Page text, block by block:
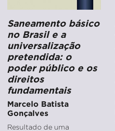
Saneamento básico
no Brasil e a
universalização
pretendida: o
poder público e os
direitos
fundamentais
Marcelo Batista
Gonçalves
Resultado de uma